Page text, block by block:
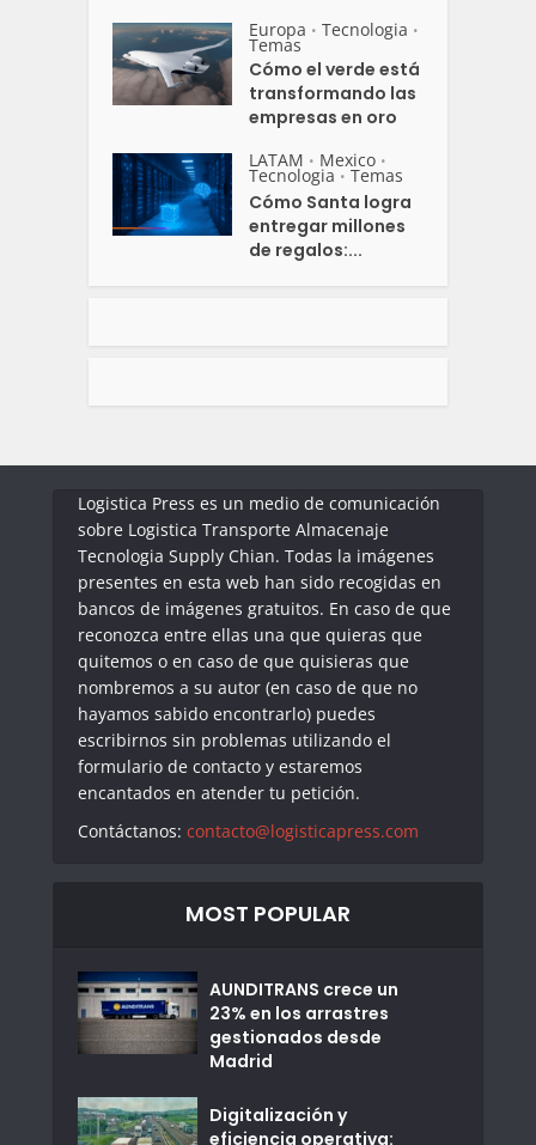
Europa • Tecnologia •
Temas
Cómo el verde está
transformando las
empresas en oro
LATAM • Mexico •
Tecnologia • Temas
Cómo Santa logra
entregar millones
de regalos:...
Logistica Press es un medio de comunicación
sobre Logistica Transporte Almacenaje
Tecnologia Supply Chian. Todas la imágenes
presentes en esta web han sido recogidas en
bancos de imágenes gratuitos. En caso de que
reconozca entre ellas una que quieras que
quitemos o en caso de que quisieras que
nombremos a su autor (en caso de que no
hayamos sabido encontrarlo) puedes
escribirnos sin problemas utilizando el
formulario de contacto y estaremos
encantados en atender tu petición.
Contáctanos: contacto@logisticapress.com
MOST POPULAR
AUNDITRANS crece un
23% en los arrastres
gestionados desde
Madrid
Digitalización y
eficiencia operativa: